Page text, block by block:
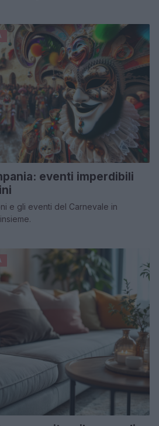
eventi imperdibili
e gli eventi del Carnevale in